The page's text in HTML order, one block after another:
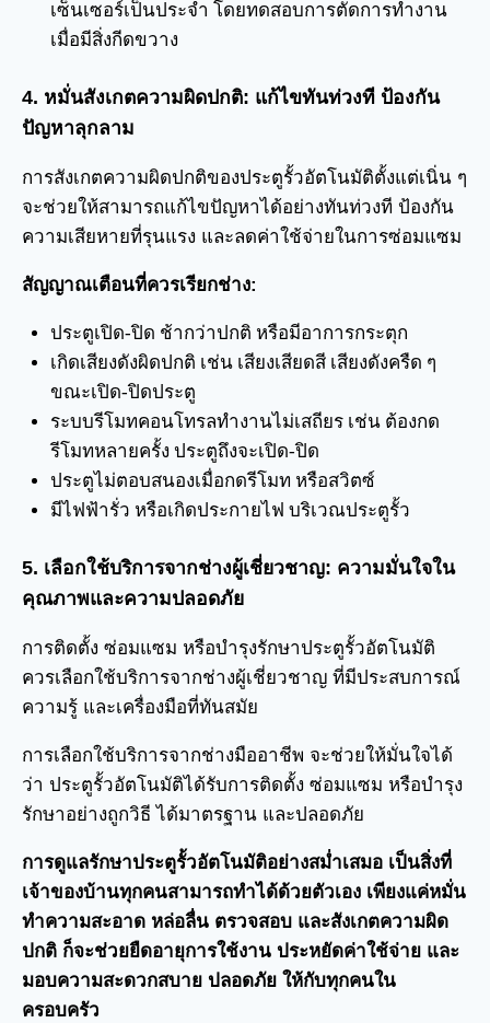
เซ็นเซอร์เป็นประจำ โดยทดสอบการตัดการทำงาน
เมื่อมีสิ่งกีดขวาง
4. หมั่นสังเกตความผิดปกติ: แก้ไขทันท่วงที ป้องกัน
ปัญหาลุกลาม
การสังเกตความผิดปกติของประตูรั้วอัตโนมัติตั้งแต่เนิ่น ๆ
จะช่วยให้สามารถแก้ไขปัญหาได้อย่างทันท่วงที ป้องกัน
ความเสียหายที่รุนแรง และลดค่าใช้จ่ายในการซ่อมแซม
สัญญาณเตือนที่ควรเรียกช่าง:
ประตูเปิด-ปิด ช้ากว่าปกติ หรือมีอาการกระตุก
เกิดเสียงดังผิดปกติ เช่น เสียงเสียดสี เสียงดังครืด ๆ
ขณะเปิด-ปิดประตู
ระบบรีโมทคอนโทรลทำงานไม่เสถียร เช่น ต้องกด
รีโมทหลายครั้ง ประตูถึงจะเปิด-ปิด
ประตูไม่ตอบสนองเมื่อกดรีโมท หรือสวิตซ์
มีไฟฟ้ารั่ว หรือเกิดประกายไฟ บริเวณประตูรั้ว
5. เลือกใช้บริการจากช่างผู้เชี่ยวชาญ: ความมั่นใจใน
คุณภาพและความปลอดภัย
การติดตั้ง ซ่อมแซม หรือบำรุงรักษาประตูรั้วอัตโนมัติ
ควรเลือกใช้บริการจากช่างผู้เชี่ยวชาญ ที่มีประสบการณ์
ความรู้ และเครื่องมือที่ทันสมัย
การเลือกใช้บริการจากช่างมืออาชีพ จะช่วยให้มั่นใจได้
ว่า ประตูรั้วอัตโนมัติได้รับการติดตั้ง ซ่อมแซม หรือบำรุง
รักษาอย่างถูกวิธี ได้มาตรฐาน และปลอดภัย
การดูแลรักษาประตูรั้วอัตโนมัติอย่างสม่ำเสมอ เป็นสิ่งที่
เจ้าของบ้านทุกคนสามารถทำได้ด้วยตัวเอง เพียงแค่หมั่น
ทำความสะอาด หล่อลื่น ตรวจสอบ และสังเกตความผิด
ปกติ ก็จะช่วยยืดอายุการใช้งาน ประหยัดค่าใช้จ่าย และ
มอบความสะดวกสบาย ปลอดภัย ให้กับทุกคนใน
ครอบครัว